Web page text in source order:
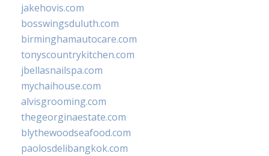
jakehovis.com
bosswingsduluth.com
birminghamautocare.com
tonyscountrykitchen.com
jbellasnailspa.com
mychaihouse.com
alvisgrooming.com
thegeorginaestate.com
blythewoodseafood.com
paolosdelibangkok.com